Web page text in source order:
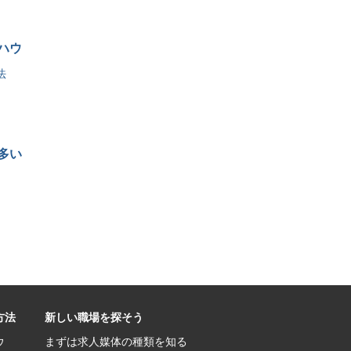
ウ
い
法
新しい職場を探そう
まずは求人媒体の種類を知る